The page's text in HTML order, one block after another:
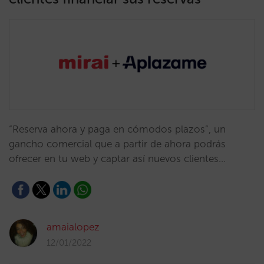
“Reserva ahora y paga en cómodos plazos”, un
gancho comercial que a partir de ahora podrás
ofrecer en tu web y captar así nuevos clientes…
amaialopez
12/01/2022